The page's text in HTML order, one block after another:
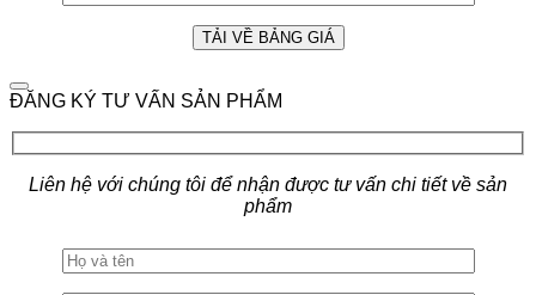
ĐĂNG KÝ TƯ VẤN SẢN PHẨM
Liên hệ với chúng tôi để nhận được tư vấn chi tiết về sản
phẩm